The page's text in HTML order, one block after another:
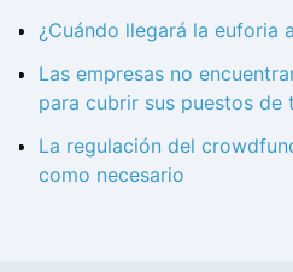
¿Cuándo llegará la euforia
Las empresas no
para cubrir sus puestos de
La regulación del
como necesario